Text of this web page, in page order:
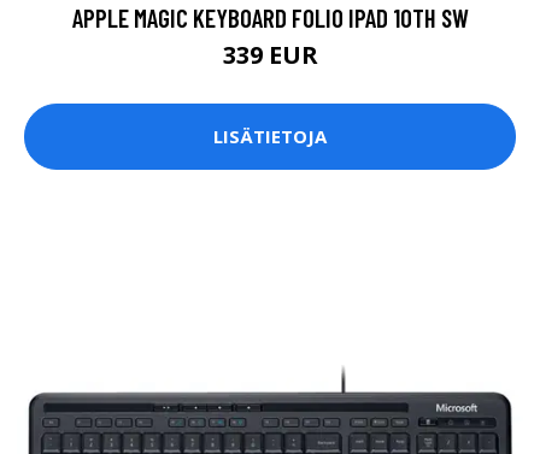
APPLE MAGIC KEYBOARD FOLIO IPAD 10TH SW
339 EUR
LISÄTIETOJA